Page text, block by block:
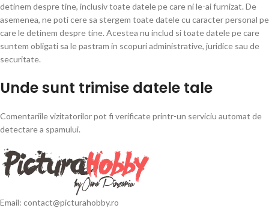
detinem despre tine, inclusiv toate datele pe care ni le-ai furnizat. De
asemenea, ne poti cere sa stergem toate datele cu caracter personal pe
care le detinem despre tine. Acestea nu includ si toate datele pe care
suntem obligati sa le pastram in scopuri administrative, juridice sau de
securitate.
Unde sunt trimise datele tale
Comentariile vizitatorilor pot fi verificate printr-un serviciu automat de
detectare a spamului.
Email: contact@picturahobby.ro